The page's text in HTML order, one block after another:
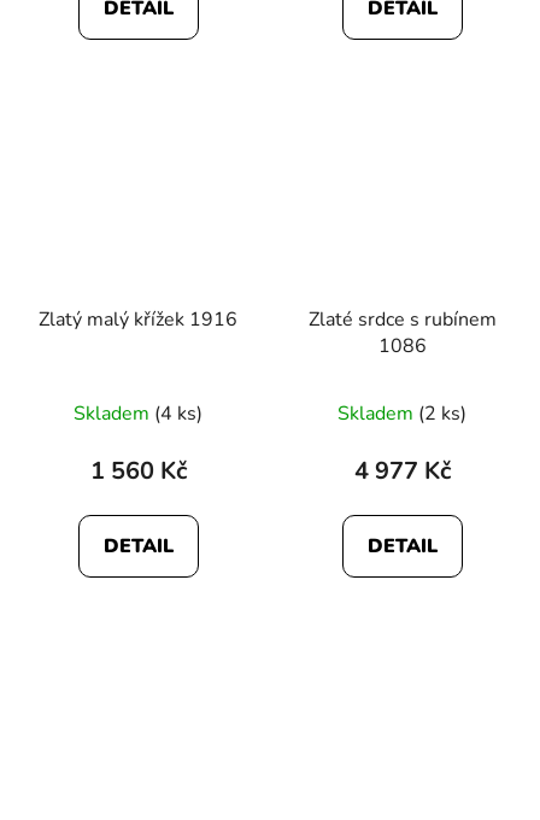
DETAIL DETAIL
Zlatý malý křížek 1916
Skladem (4 ks)
1 560 Kč
DETAIL
Zlaté srdce s rubínem
1086
Skladem (2 ks)
4 977 Kč
DETAIL